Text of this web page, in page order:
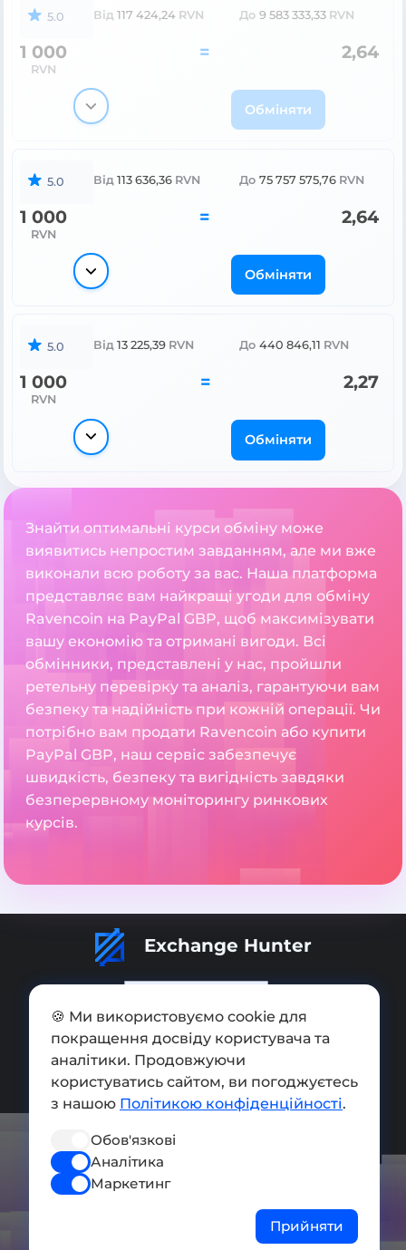
5.0 Від 117 424,24 RVN До 9 583 333,33 RVN
1 000
RVN
= 2,64
Обміняти
5.0 Від 113 636,36 RVN До 75 757 575,76 RVN
1 000
RVN
= 2,64
Обміняти
5.0 Від 13 225,39 RVN До 440 846,11 RVN
1 000
RVN
= 2,27
Обміняти
Знайти оптимальні курси обміну може
виявитись непростим завданням, але ми вже
виконали всю роботу за вас. Наша платформа
представляє вам найкращі угоди для обміну
Ravencoin на PayPal GBP, щоб максимізувати
вашу економію та отримані вигоди. Всі
обмінники, представлені у нас, пройшли
ретельну перевірку та аналіз, гарантуючи вам
безпеку та надійність при кожній операції. Чи
потрібно вам продати Ravencoin або купити
PayPal GBP, наш сервіс забезпечує
швидкість, безпеку та вигідність завдяки
безперервному моніторингу ринкових
курсів.
Exchange Hunter
Додати обмінник
Мапа сайту
Press kit
Умови використання
Політика конфіденційності
🍪 Ми використовуємо cookie для
покращення досвіду користувача та
аналітики. Продовжуючи
користуватись сайтом, ви погоджуєтесь
з нашою Політикою конфіденційності.
Обов'язкові
Аналітика
Маркетинг
Прийняти